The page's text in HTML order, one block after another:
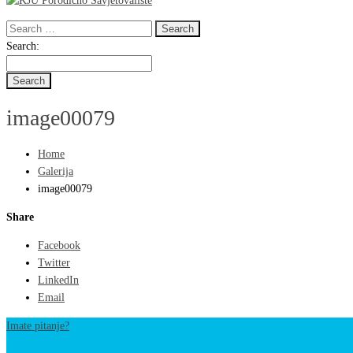
Search
for:
Search
Search:
image00079
Home
Galerija
image00079
Share
Facebook
Twitter
LinkedIn
Email
Imate pitanje?